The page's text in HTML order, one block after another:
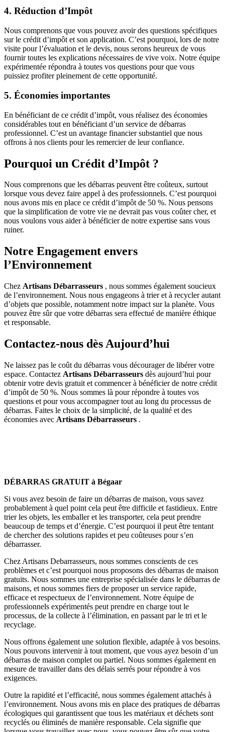
4. Réduction d’Impôt
Nous comprenons que vous pouvez avoir des questions spécifiques
sur le crédit d’impôt et son application. C’est pourquoi, lors de notre
visite pour l’évaluation et le devis, nous serons heureux de vous
fournir toutes les explications nécessaires de vive voix. Notre équipe
expérimentée répondra à toutes vos questions pour que vous
puissiez profiter pleinement de cette opportunité.
5. Économies importantes
En bénéficiant de ce crédit d’impôt, vous réalisez des économies
considérables tout en bénéficiant d’un service de débarras
professionnel. C’est un avantage financier substantiel que nous
offrons à nos clients pour les remercier de leur confiance.
Pourquoi un Crédit d’Impôt ?
Nous comprenons que les débarras peuvent être coûteux, surtout
lorsque vous devez faire appel à des professionnels. C’est pourquoi
nous avons mis en place ce crédit d’impôt de 50 %. Nous pensons
que la simplification de votre vie ne devrait pas vous coûter cher, et
nous voulons vous aider à bénéficier de notre expertise sans vous
ruiner.
Notre Engagement envers
l’Environnement
Chez Artisans Débarrasseurs , nous sommes également soucieux
de l’environnement. Nous nous engageons à trier et à recycler autant
d’objets que possible, notamment notre impact sur la planète. Vous
pouvez être sûr que votre débarras sera effectué de manière éthique
et responsable.
Contactez-nous dès Aujourd’hui
Ne laissez pas le coût du débarras vous décourager de libérer votre
espace. Contactez Artisans Débarrasseurs dès aujourd’hui pour
obtenir votre devis gratuit et commencer à bénéficier de notre crédit
d’impôt de 50 %. Nous sommes là pour répondre à toutes vos
questions et pour vous accompagner tout au long du processus de
débarras. Faites le choix de la simplicité, de la qualité et des
économies avec Artisans Débarrasseurs .
DÉBARRAS GRATUIT à Bégaar
Si vous avez besoin de faire un débarras de maison, vous savez
probablement à quel point cela peut être difficile et fastidieux. Entre
trier les objets, les emballer et les transporter, cela peut prendre
beaucoup de temps et d’énergie. C’est pourquoi il peut être tentant
de chercher des solutions rapides et peu coûteuses pour s’en
débarrasser.
Chez Artisans Debarrasseurs, nous sommes conscients de ces
problèmes et c’est pourquoi nous proposons des débarras de maison
gratuits. Nous sommes une entreprise spécialisée dans le débarras de
maisons, et nous sommes fiers de proposer un service rapide,
efficace et respectueux de l’environnement. Notre équipe de
professionnels expérimentés peut prendre en charge tout le
processus, de la collecte à l’élimination, en passant par le tri et le
recyclage.
Nous offrons également une solution flexible, adaptée à vos besoins.
Nous pouvons intervenir à tout moment, que vous ayez besoin d’un
débarras de maison complet ou partiel. Nous sommes également en
mesure de travailler dans des délais serrés pour répondre à vos
exigences.
Outre la rapidité et l’efficacité, nous sommes également attachés à
l’environnement. Nous avons mis en place des pratiques de débarras
écologiques qui garantissent que tous les matériaux et déchets sont
recyclés ou éliminés de manière responsable. Cela signifie que